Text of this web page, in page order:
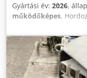
Gyártási év: 2026,
működőképes,
12 000 m³/h,
Aqtjrf